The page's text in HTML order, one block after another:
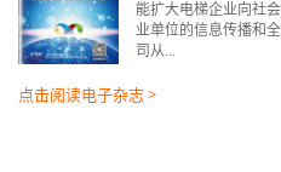
能扩大电梯企业向社
业单位的信息传播和
司从...
点击阅读电子杂志 >